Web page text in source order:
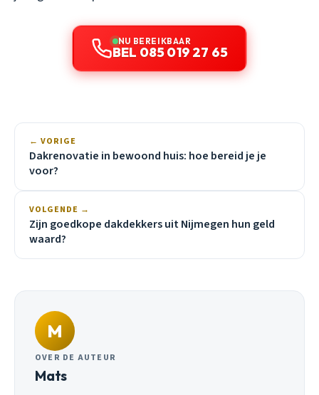
NU BEREIKBAAR
BEL 085 019 27 65
← VORIGE
Dakrenovatie in bewoond huis: hoe bereid je je
voor?
VOLGENDE →
Zijn goedkope dakdekkers uit Nijmegen hun geld
waard?
M
OVER DE AUTEUR
Mats